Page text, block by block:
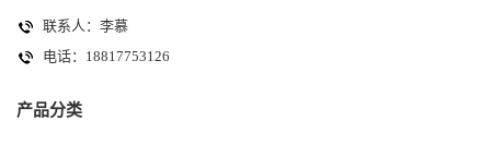
联系人：李慕
电话：18817753126
产品分类